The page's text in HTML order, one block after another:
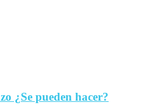
¿Se pueden hacer?